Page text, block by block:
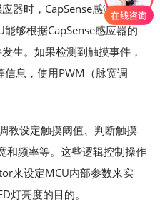
器时，CapSense感测到变化
够根据CapSense感应器的
生。如果检测到触摸事件，
息，使用PWM（脉宽调
教设定触摸阈值、判断触摸
和频率等。这些逻辑控制操作
来设定MCU内部参数来实
灯亮度的目的。